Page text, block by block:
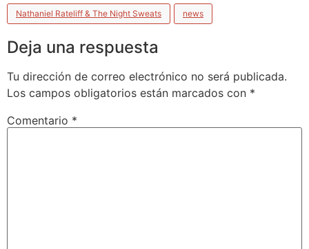
Nathaniel Rateliff & The Night Sweats news
Deja una respuesta
Tu dirección de correo electrónico no será publicada.
Los campos obligatorios están marcados con *
Comentario *